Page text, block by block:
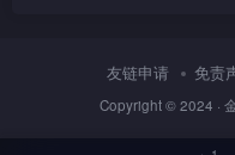
友链申请 免责
Copyright © 2024 ·